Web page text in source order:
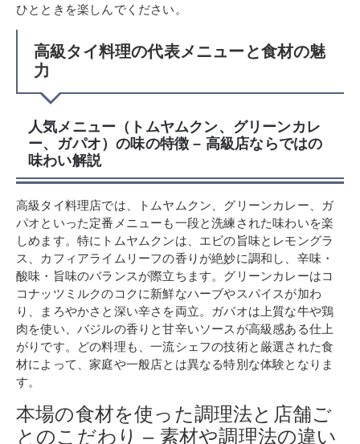
ひとときを楽しんでください。
高級タイ料理の代表メニューと食材の魅
力
人気メニュー（トムヤムクン、グリーンカレ
ー、ガパオ）の味の特徴 – 高級店ならではの
味わい解説
高級タイ料理店では、トムヤムクン、グリーンカレー、ガ
パオといった定番メニューも一段と洗練された味わいを楽
しめます。特にトムヤムクンは、エビの旨味とレモングラ
ス、カフィアライムリーフの香りが絶妙に調和し、辛味・
酸味・旨味のバランスが際立ちます。グリーンカレーはコ
コナッツミルクのコクに新鮮なハーブやスパイスが加わ
り、まろやかさと深い辛さを両立。ガパオは上質な牛や鶏
肉を使い、バジルの香りと甘辛いソースが高級感ある仕上
がりです。どの料理も、一流シェフの技術と厳選された食
材によって、家庭や一般店とは異なる特別な体験となりま
す。
本場の食材を使った調理法と店舗ご
とのこだわり – 素材や調理法の違い